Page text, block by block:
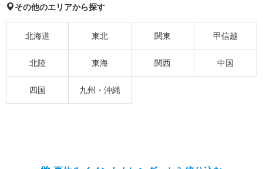
その他のエリアから探す
北海道 東北 関東 甲信越
北陸 東海 関西 中国
四国 九州・沖縄